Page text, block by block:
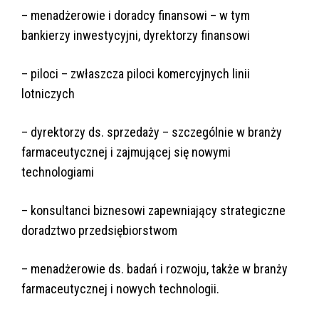
– menadżerowie i doradcy finansowi – w tym
bankierzy inwestycyjni, dyrektorzy finansowi
– piloci – zwłaszcza piloci komercyjnych linii
lotniczych
– dyrektorzy ds. sprzedaży – szczególnie w branży
farmaceutycznej i zajmującej się nowymi
technologiami
– konsultanci biznesowi zapewniający strategiczne
doradztwo przedsiębiorstwom
– menadżerowie ds. badań i rozwoju, także w branży
farmaceutycznej i nowych technologii.